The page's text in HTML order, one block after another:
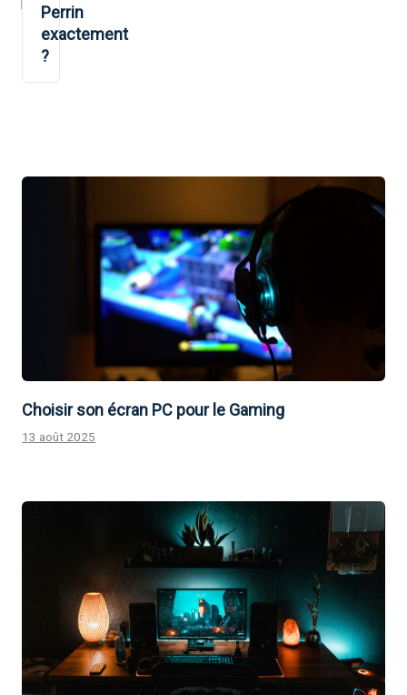
Perrin
exactement
?
Choisir son écran PC pour le Gaming
13 août 2025